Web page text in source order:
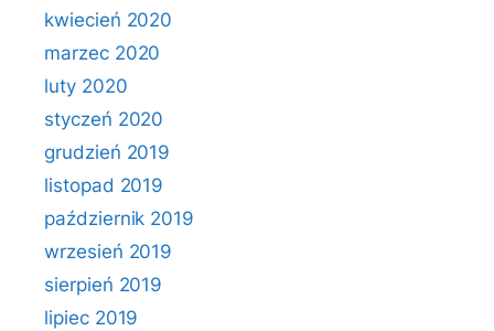
kwiecień 2020
marzec 2020
luty 2020
styczeń 2020
grudzień 2019
listopad 2019
październik 2019
wrzesień 2019
sierpień 2019
lipiec 2019